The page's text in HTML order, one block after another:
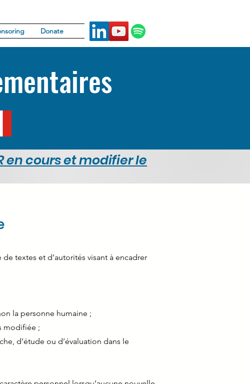
Donate
en cours et modifier le
textes et d’autorités visant à encadrer
la personne humaine ;
modifiée ;
d’étude ou d’évaluation dans le